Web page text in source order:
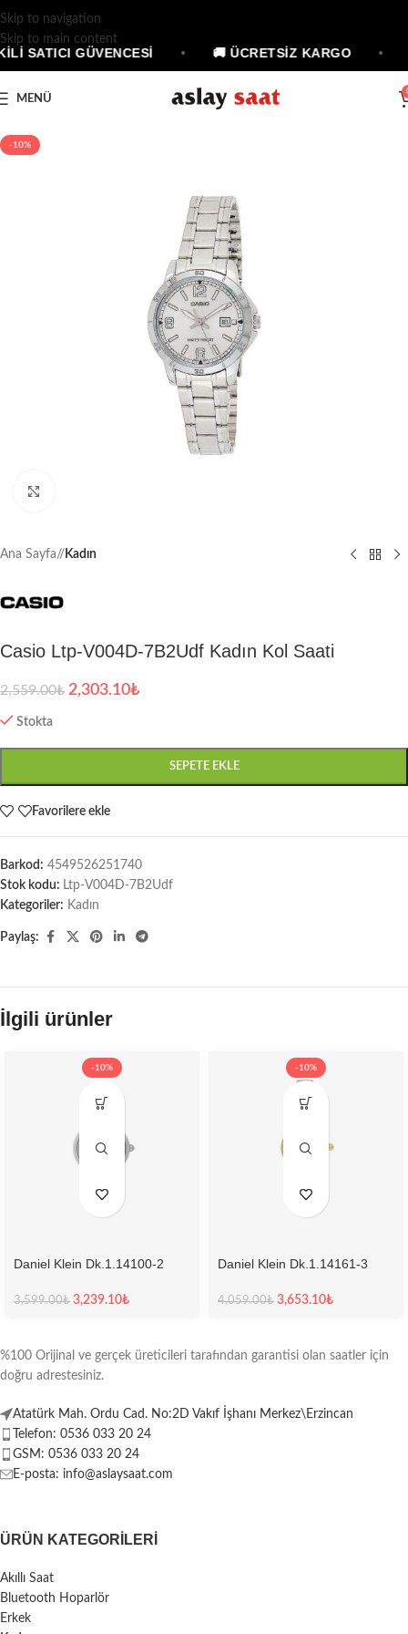
Skip to navigation
Skip to main content
SATICI GÜVENCESİ 🚚 ÜCRETSİZ KARGO
MENÜ
-10%
Ana Sayfa/ Kadın
Casio Ltp-V004D-7B2Udf Kadın Kol Saati
2,559.00₺ 2,303.10₺
Stokta
SEPETE EKLE
Favorilere ekle
Barkod: 4549526251740
Stok kodu: Ltp-V004D-7B2Udf
Kategoriler: Kadın
Paylaş:
İlgili ürünler
-10%
Daniel Klein Dk.1.14100-2
3,599.00₺ 3,239.10₺
-10%
Daniel Klein Dk.1.14161-3
4,059.00₺ 3,653.10₺
%100 Orijinal ve gerçek üreticileri tarafından garantisi olan saatler için
doğru adrestesiniz.
Atatürk Mah. Ordu Cad. No:2D Vakıf İşhanı Merkez\Erzincan
Telefon: 0536 033 20 24
GSM: 0536 033 20 24
E-posta: info@aslaysaat.com
ÜRÜN KATEGORILERI
Akıllı Saat
Bluetooth Hoparlör
Erkek